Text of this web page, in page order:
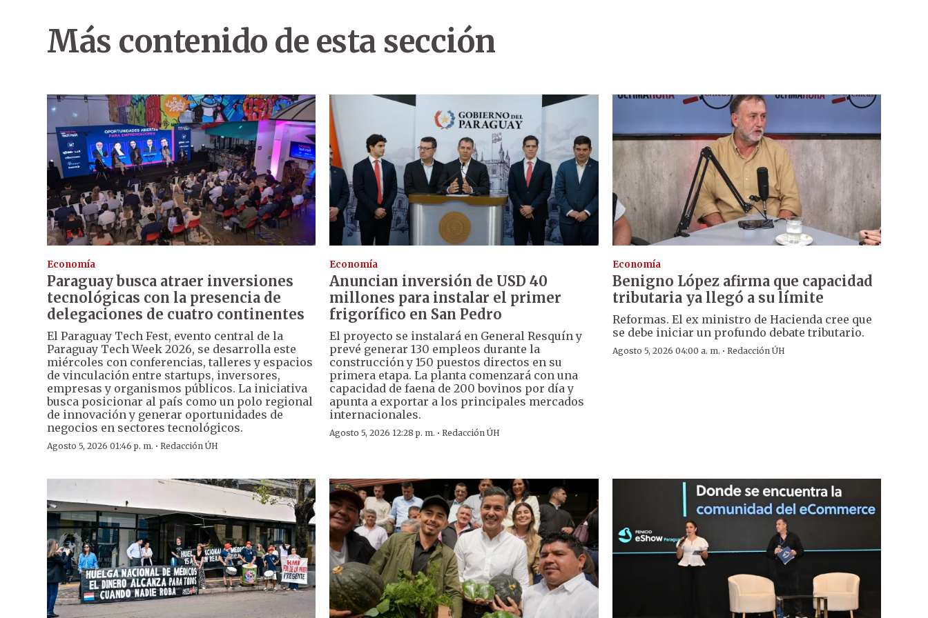
Más contenido de esta sección
Economía
Paraguay busca atraer inversiones
tecnológicas con la presencia de
delegaciones de cuatro continentes
El Paraguay Tech Fest, evento central de la
Paraguay Tech Week 2026, se desarrolla este
miércoles con conferencias, talleres y espacios
de vinculación entre startups, inversores,
empresas y organismos públicos. La iniciativa
busca posicionar al país como un polo regional
de innovación y generar oportunidades de
negocios en sectores tecnológicos.
Agosto 5, 2026 01:46 p. m. · Redacción ÚH
Economía
Anuncian inversión de USD 40
millones para instalar el primer
frigorífico en San Pedro
El proyecto se instalará en General Resquín y
prevé generar 130 empleos durante la
construcción y 150 puestos directos en su
primera etapa. La planta comenzará con una
capacidad de faena de 200 bovinos por día y
apunta a exportar a los principales mercados
internacionales.
Agosto 5, 2026 12:28 p. m. ·Redacción ÚH
Economía
Benigno López afirma que capacidad
tributaria ya llegó a su límite
Reformas. El ex ministro de Hacienda cree que
se debe iniciar un profundo debate tributario.
Agosto 5, 2026 04:00 a. m. · Redacción ÚH